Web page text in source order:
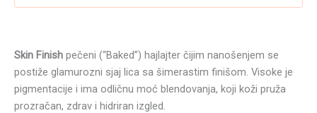
Skin Finish pečeni (“Baked”) hajlajter čijim nanošenjem se
postiže glamurozni sjaj lica sa šimerastim finišom. Visoke je
pigmentacije i ima odličnu moć blendovanja, koji koži pruža
prozračan, zdrav i hidriran izgled.